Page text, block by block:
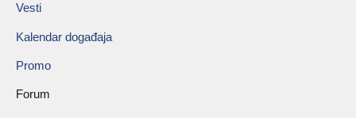
Vesti
Kalendar događaja
Promo
Forum